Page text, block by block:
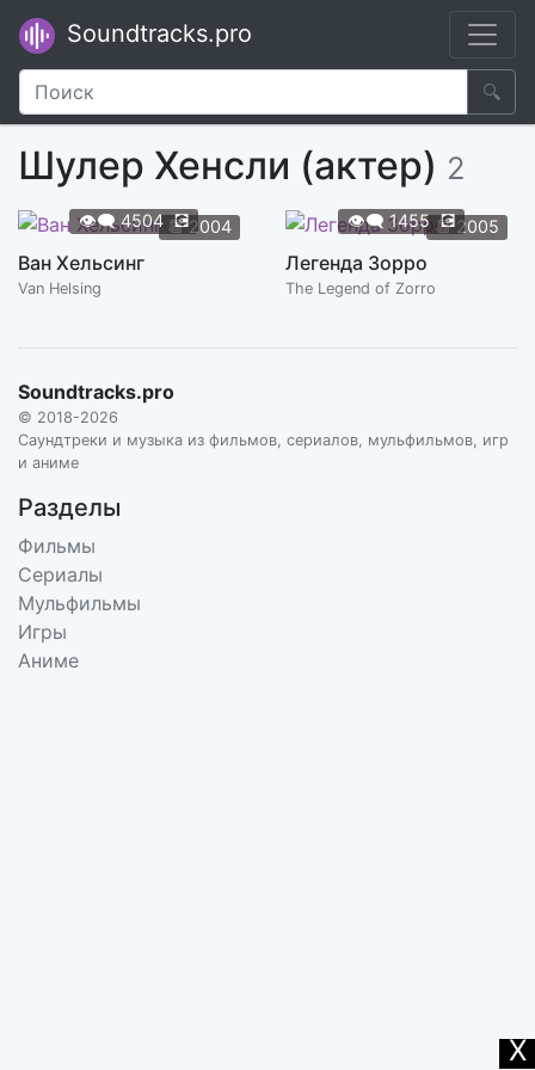
Soundtracks.pro
🔍
Шулер Хенсли (актер) 2
📆2004
👁️‍🗨️4504 💽
Ван Хельсинг
Van Helsing
📆2005
👁️‍🗨️ 1455 💽
Легенда Зорро
The Legend of Zorro
Soundtracks.pro
© 2018-2026
Саундтреки и музыка из фильмов, сериалов, мульфильмов, игр
и аниме
Разделы
Фильмы
Сериалы
Мульфильмы
Игры
Аниме
X